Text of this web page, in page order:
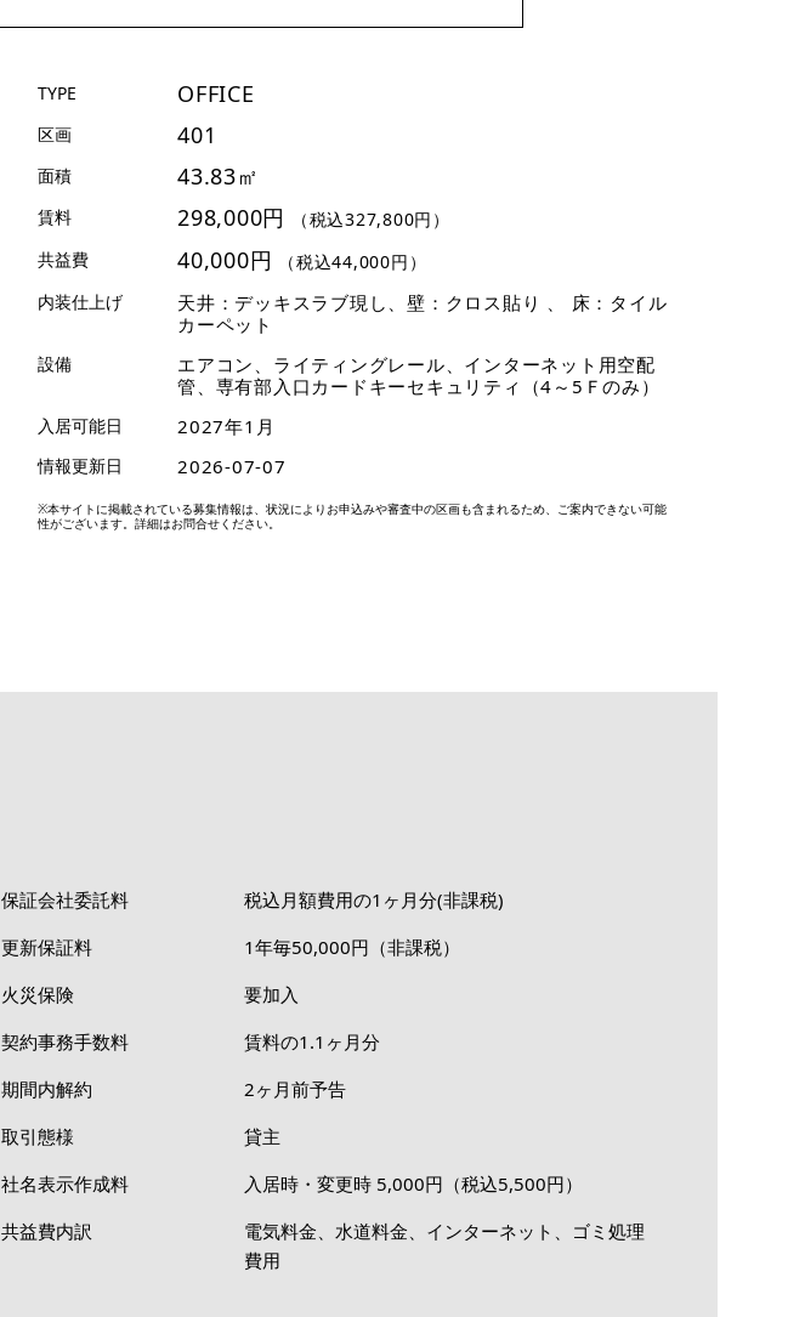
TYPE OFFICE
区画 401
面積 43.83㎡
賃料 298,000円
（税込327,800円）
共益費
40,000円
（税込44,000円）
内装仕上げ
天井：デッキスラブ現し、壁：クロス貼り 、 床：タイル
カーペット
設備
エアコン、ライティングレール、インターネット用空配
管、専有部入口カードキーセキュリティ（4～5Ｆのみ）
入居可能日 2027年1月
情報更新日 2026-07-07
※本サイトに掲載されている募集情報は、状況によりお申込みや審査中の区画も含まれるため、ご案内できない可能
性がございます。詳細はお問合せください。
保証会社委託料
税込月額費用の1ヶ月分(非課税)
更新保証料
1年毎50,000円（非課税）
火災保険
要加入
契約事務手数料
賃料の1.1ヶ月分
期間内解約
2ヶ月前予告
取引態様
貸主
社名表示作成料
入居時・変更時 5,000円（税込5,500円）
共益費内訳
電気料金、水道料金、インターネット、ゴミ処理
費用